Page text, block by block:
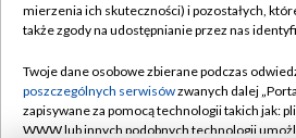
Naziemna Telewizja Cyfrowa
Rada Programowa
System NOS
Pomoc
Kontakt
mierzenia ich skuteczności) i pozostałych,
także zgody na udostępnianie przez nas
Twoje dane osobowe zbierane podczas
poszczególnych serwisówzwanych dalej
zapisywane za pomocą technologii takich jak:
WWW lub innych podobnych technologii